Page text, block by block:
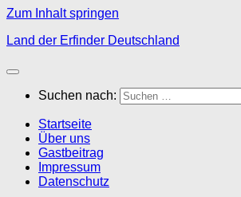
Zum Inhalt springen
Land der Erfinder Deutschland
Suchen nach:
Startseite
Über uns
Gastbeitrag
Impressum
Datenschutz